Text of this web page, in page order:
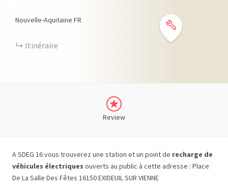
Nouvelle-Aquitaine FR
Itinéraire
Review
A SDEG 16 vous trouverez une station et un point de recharge de
véhicules électriques ouverts au public à cette adresse : Place
De La Salle Des Fêtes 16150 EXIDEUIL SUR VIENNE